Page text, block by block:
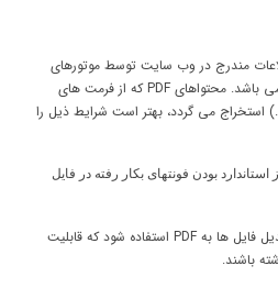
مندرج در وب سایت توسط موتورهای
باشد. محتواهای PDFکه از فرمت های
استخراج می گردد، بهتر است شرایط ذیل را
از استاندارد بودن فونتهای بکار رفته در فایل
فایل ها به PDF استفاده شود که قابلیت
باشند.